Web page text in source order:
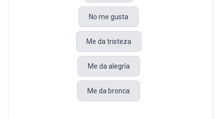
No me gusta
Me da tristeza
Me da alegría
Me da bronca